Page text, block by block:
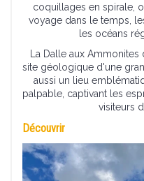
coquillages en spirale,
voyage dans le temps,
les océans
La Dalle aux
site géologique d'une
aussi un lieu
palpable, captivant les
visiteurs
Découvrir